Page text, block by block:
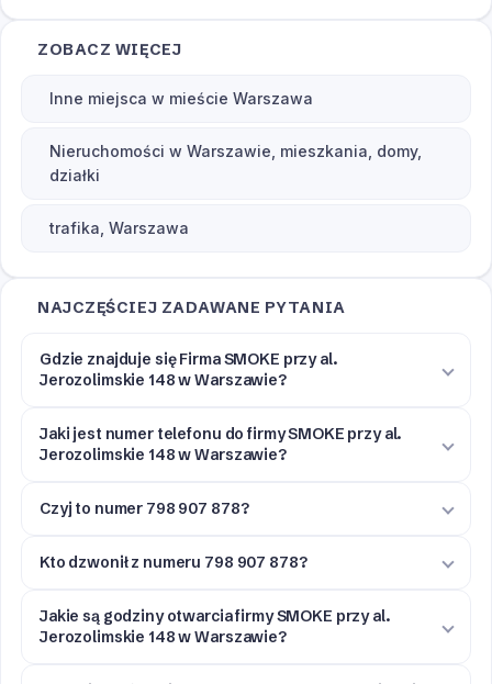
ZOBACZ WIĘCEJ
Inne miejsca w mieście Warszawa
Nieruchomości w Warszawie, mieszkania, domy,
działki
trafika, Warszawa
NAJCZĘŚCIEJ ZADAWANE PYTANIA
Gdzie znajduje się Firma SMOKE przy al.
Jerozolimskie 148 w Warszawie?
Jaki jest numer telefonu do firmy SMOKE przy al.
Jerozolimskie 148 w Warszawie?
Czyj to numer 798 907 878?
Kto dzwonił z numeru 798 907 878?
Jakie są godziny otwarcia firmy SMOKE przy al.
Jerozolimskie 148 w Warszawie?